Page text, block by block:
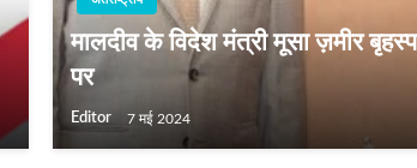
मालदीव के विदेश मंत्री मूसा ज़मीर
पर
Editor 7 मई 2024